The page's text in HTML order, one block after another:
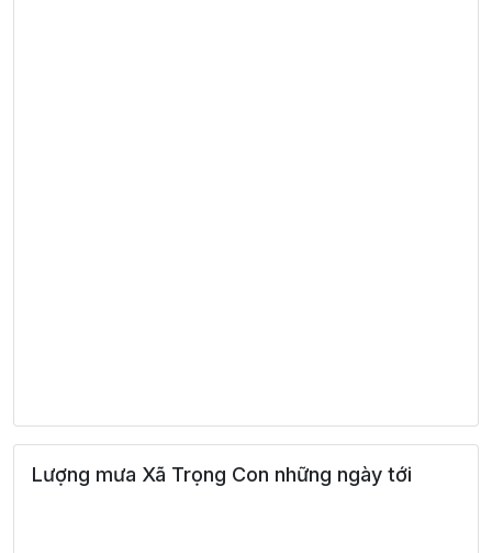
Lượng mưa Xã Trọng Con những ngày tới